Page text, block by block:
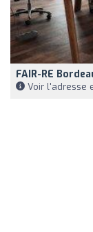
FAIR-RE
Voir l'adresse